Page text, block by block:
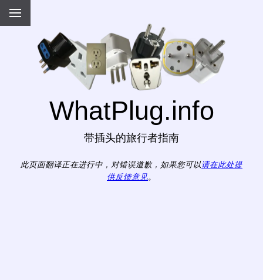
WhatPlug.info
带插头的旅行者指南
此页面翻译正在进行中，对错误道歉，如果您可以请在此处提
供反馈意见。